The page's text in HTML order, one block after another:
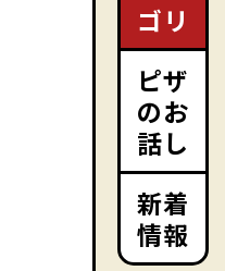
ゴリ
ピザ
のお
話し
新着
情報